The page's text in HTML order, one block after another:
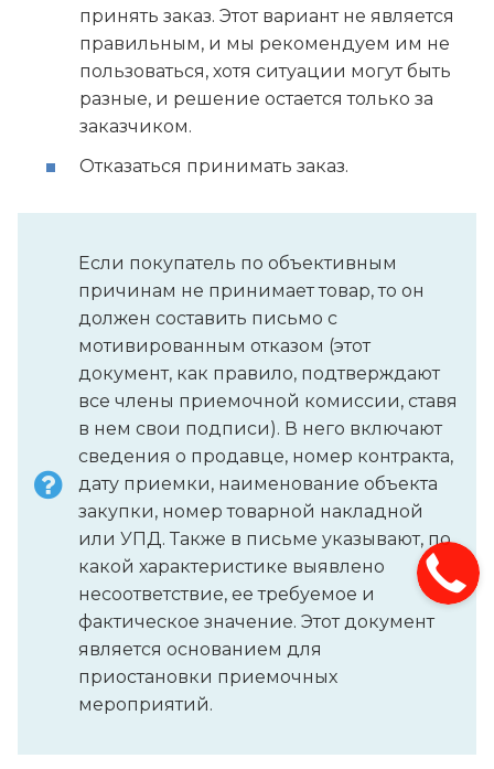
принять заказ. Этот вариант не является
правильным, и мы рекомендуем им не
пользоваться, хотя ситуации могут быть
разные, и решение остается только за
заказчиком.
Отказаться принимать заказ.
Если покупатель по объективным
причинам не принимает товар, то он
должен составить письмо с
мотивированным отказом (этот
документ, как правило, подтверждают
все члены приемочной комиссии, ставя
в нем свои подписи). В него включают
сведения о продавце, номер контракта,
дату приемки, наименование объекта
закупки, номер товарной накладной
или УПД. Также в письме указывают, по
какой характеристике выявлено
несоответствие, ее требуемое и
фактическое значение. Этот документ
является основанием для
приостановки приемочных
мероприятий.